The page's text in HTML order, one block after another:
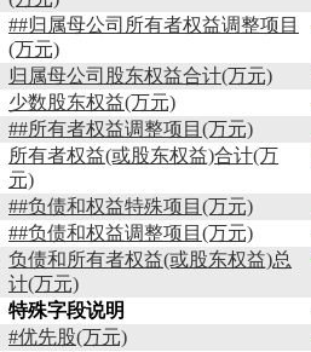
##归属母公司所有者权益调整项目
(万元)
归属母公司股东权益合计(万元)
少数股东权益(万元)
##所有者权益调整项目(万元)
所有者权益(或股东权益)合计(万
元)
##负债和权益特殊项目(万元)
##负债和权益调整项目(万元)
负债和所有者权益(或股东权益)总
计(万元)
特殊字段说明
#优先股(万元)